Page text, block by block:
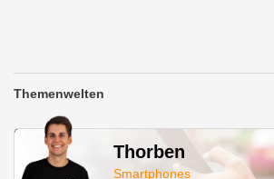
Themenwelten
Thorben
Smartphones